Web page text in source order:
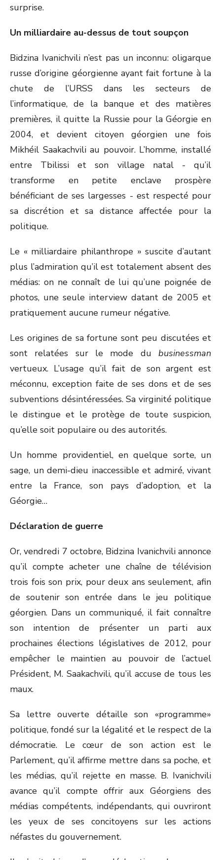
surprise.
Un milliardaire au-dessus de tout soupçon
Bidzina Ivanichvili n’est pas un inconnu: oligarque
russe d’origine géorgienne ayant fait fortune à la
chute de l’URSS dans les secteurs de
l’informatique, de la banque et des matières
premières, il quitte la Russie pour la Géorgie en
2004, et devient citoyen géorgien une fois
Mikhéil Saakachvili au pouvoir. L’homme, installé
entre Tbilissi et son village natal - qu’il
transforme en petite enclave prospère
bénéficiant de ses largesses - est respecté pour
sa discrétion et sa distance affectée pour la
politique.
Le « milliardaire philanthrope » suscite d’autant
plus l’admiration qu’il est totalement absent des
médias: on ne connaît de lui qu’une poignée de
photos, une seule interview datant de 2005 et
pratiquement aucune rumeur négative.
Les origines de sa fortune sont peu discutées et
sont relatées sur le mode du businessman
vertueux. L’usage qu’il fait de son argent est
méconnu, exception faite de ses dons et de ses
subventions désintéressées. Sa virginité politique
le distingue et le protège de toute suspicion,
qu’elle soit populaire ou des autorités.
Un homme providentiel, en quelque sorte, un
sage, un demi-dieu inaccessible et admiré, vivant
entre la France, son pays d’adoption, et la
Géorgie…
Déclaration de guerre
Or, vendredi 7 octobre, Bidzina Ivanichvili annonce
qu’il compte acheter une chaîne de télévision
trois fois son prix, pour deux ans seulement, afin
de soutenir son entrée dans le jeu politique
géorgien. Dans un communiqué, il fait connaître
son intention de présenter un parti aux
prochaines élections législatives de 2012, pour
empêcher le maintien au pouvoir de l’actuel
Président, M. Saakachvili, qu’il accuse de tous les
maux.
Sa lettre ouverte détaille son «programme»
politique, fondé sur la légalité et le respect de la
démocratie. Le cœur de son action est le
Parlement, qu’il affirme mettre dans sa poche, et
les médias, qu’il rejette en masse. B. Ivanichvili
avance qu’il compte offrir aux Géorgiens des
médias compétents, indépendants, qui ouvriront
les yeux de ses concitoyens sur les actions
néfastes du gouvernement.